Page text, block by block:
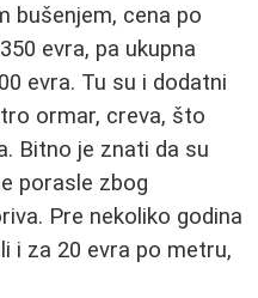
bušenjem, cena po
evra, pa ukupna
evra. Tu su i dodatni
ormar, creva, što
Bitno je znati da su
porasle zbog
Pre nekoliko godina
i za 20 evra po metru,